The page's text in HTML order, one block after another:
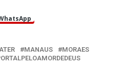
MANAUS
MORAES